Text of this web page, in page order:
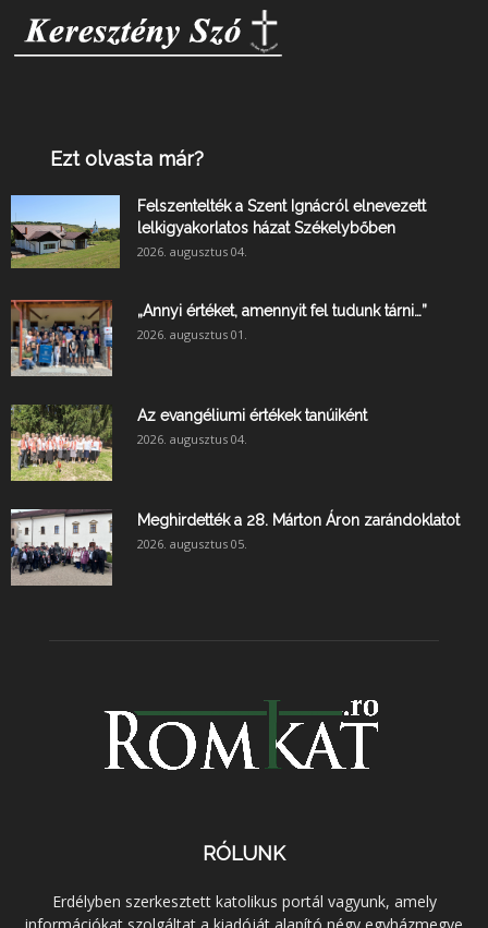
Ezt olvasta már?
Felszentelték a Szent Ignácról elnevezett
lelkigyakorlatos házat Székelybőben
2026. augusztus 04.
„Annyi értéket, amennyit fel tudunk tárni…”
2026. augusztus 01.
Az evangéliumi értékek tanúiként
2026. augusztus 04.
Meghirdették a 28. Márton Áron zarándoklatot
2026. augusztus 05.
RÓLUNK
Erdélyben szerkesztett katolikus portál vagyunk, amely